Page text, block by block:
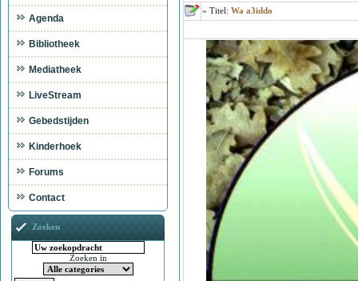
» Titel : Wa a3iddo
Agenda
Bibliotheek
Mediatheek
LiveStream
Gebedstijden
Kinderhoek
Forums
Contact
Zoeken
Zoeken in